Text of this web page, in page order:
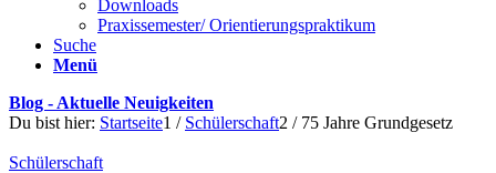
Downloads
Praxissemester/ Orientierungspraktikum
Suche
Menü
Blog - Aktuelle Neuigkeiten
Du bist hier: Startseite1 / Schülerschaft2 / 75 Jahre Grundgesetz
Schülerschaft